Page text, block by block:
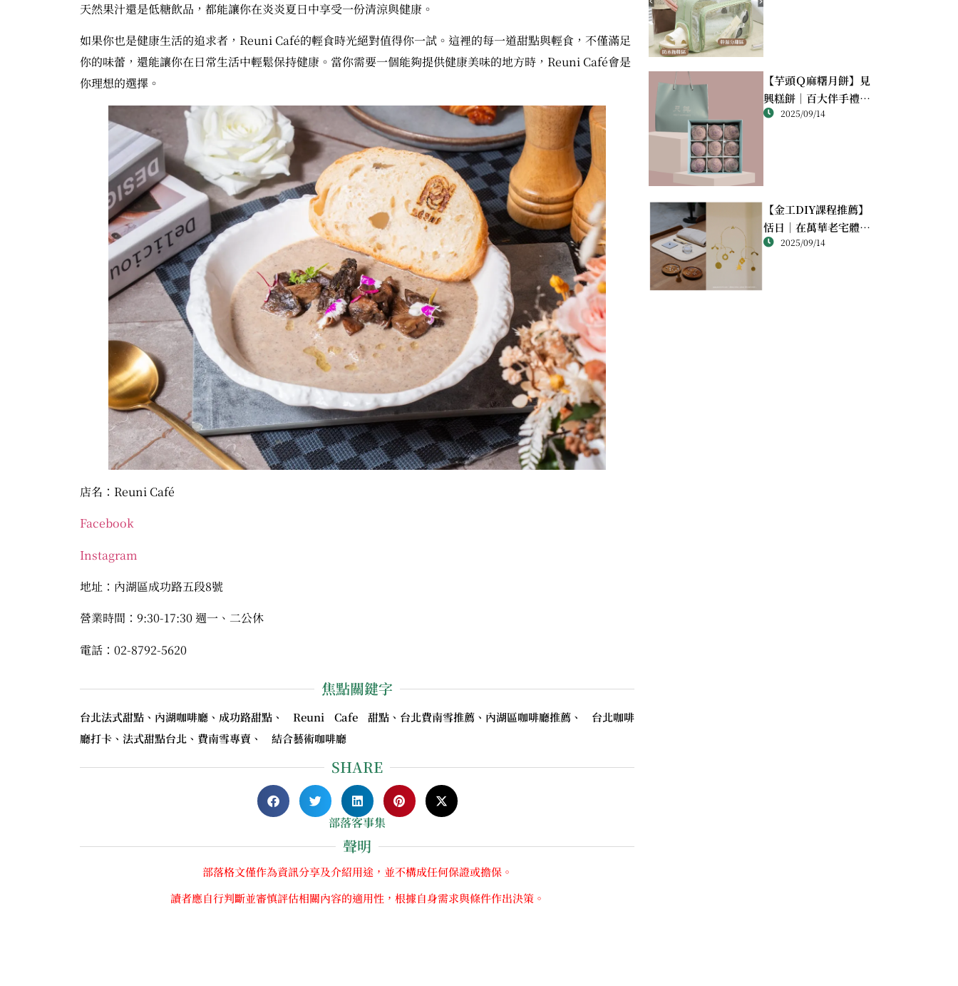
天然果汁還是低糖飲品，都能讓你在炎炎夏日中享受一份清涼與健康。
如果你也是健康生活的追求者，Reuni Café的輕食時光絕對值得你一試。這裡的每一道甜點與輕食，不僅滿足
你的味蕾，還能讓你在日常生活中輕鬆保持健康。當你需要一個能夠提供健康美味的地方時，Reuni Café會是
你理想的選擇。
店名：Reuni Café
Facebook
Instagram
地址：內湖區成功路五段8號
營業時間：9:30-17:30 週一、二公休
電話：02-8792-5620
焦點關鍵字
台北法式甜點、內湖咖啡廳、成功路甜點、 Reuni Cafe 甜點、台北費南雪推薦、內湖區咖啡廳推薦、 台北咖啡
廳打卡、法式甜點台北、費南雪專賣、 結合藝術咖啡廳
SHARE
部落客事集
聲明
部落格文僅作為資訊分享及介紹用途，並不構成任何保證或擔保。
讀者應自行判斷並審慎評估相關內容的適用性，根據自身需求與條件作出決策。
【芋頭Ｑ麻糬月餅】見
興糕餅｜百大伴手禮推
薦的綿密酥香新體驗
2025/09/14
【金工DIY課程推薦】
恬日｜在萬華老宅體驗
純銀手作
2025/09/14